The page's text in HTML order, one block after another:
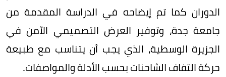
الدوران كما تم إيضاحه في الدراسة المقدمة من
جامعة جدة، وتوفير العرض التصميمي الآمن في
الجزيرة الوسطية، الذي يجب أن يتناسب مع طبيعة
حركة التفاف الشاحنات بحسب الأدلة والمواصفات.